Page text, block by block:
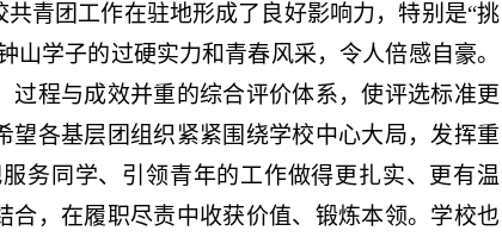
青团工作在驻地形成了良好影响力，特别是“挑
学子的过硬实力和青春风采，令人倍感自豪。
程与成效并重的综合评价体系，使评选标准更
各基层团组织紧紧围绕学校中心大局，发挥重
务同学、引领青年的工作做得更扎实、更有温
，在履职尽责中收获价值、锻炼本领。学校也